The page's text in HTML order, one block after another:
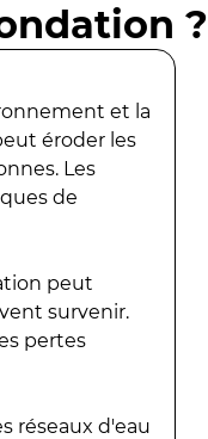
?
et la
éroder les
Les
de
peut
survenir.
pertes
réseaux d'eau